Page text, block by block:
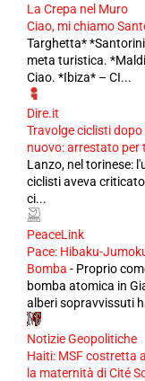
La Crepa nel Muro
Ciao, mi chiamo
Targhetta*
meta turistica.
Ciao. *Ibiza* – CI...
Dire.it
Travolge ciclisti
nuovo: arrestato
Lanzo, nel torinese:
ciclisti aveva
ci...
PeaceLink
Pace: Hibaku-
Bomba - Proprio
bomba atomica in
alberi sopravvissuti
Notizie Geopolitiche
Haiti: MSF costretta
la maternità di Cité